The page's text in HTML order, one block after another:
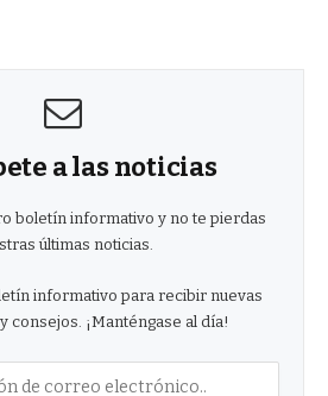
a las noticias
boletín informativo y no te pierdas
últimas noticias.
informativo para recibir nuevas
consejos. ¡Manténgase al día!